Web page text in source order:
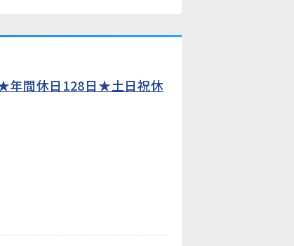
★年間休日128日★土日祝休